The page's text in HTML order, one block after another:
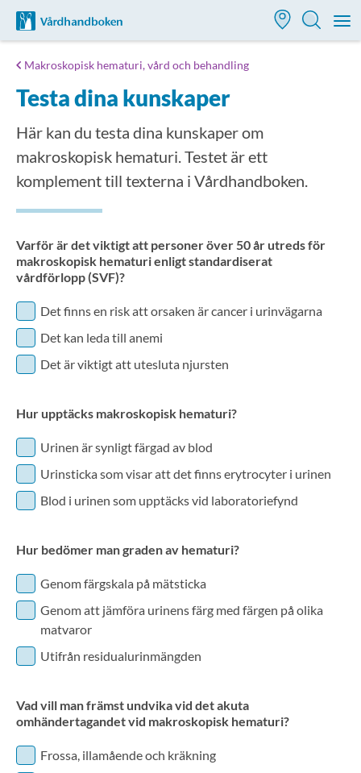
Till startsidan för Vårdhandboken
Makroskopisk hematuri, vård och behandling
Testa dina kunskaper
Här kan du testa dina kunskaper om
makroskopisk hematuri. Testet är ett
komplement till texterna i Vårdhandboken.
Varför är det viktigt att personer över 50 år utreds för
makroskopisk hematuri enligt standardiserat
vårdförlopp (SVF)?
Det finns en risk att orsaken är cancer i urinvägarna
Det kan leda till anemi
Det är viktigt att utesluta njursten
Hur upptäcks makroskopisk hematuri?
Urinen är synligt färgad av blod
Urinsticka som visar att det finns erytrocyter i urinen
Blod i urinen som upptäcks vid laboratoriefynd
Hur bedömer man graden av hematuri?
Genom färgskala på mätsticka
Genom att jämföra urinens färg med färgen på olika
matvaror
Utifrån residualurinmängden
Vad vill man främst undvika vid det akuta
omhändertagandet vid makroskopisk hematuri?
Frossa, illamående och kräkning